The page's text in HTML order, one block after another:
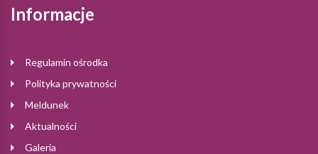
Informacje
Regulamin ośrodka
Polityka prywatności
Meldunek
Aktualności
Galeria